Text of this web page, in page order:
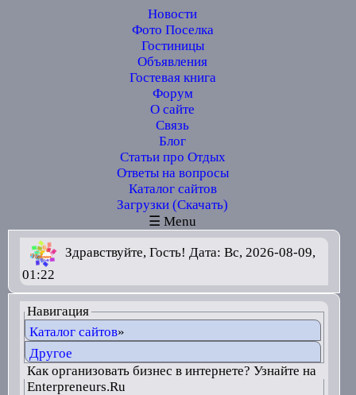
Новости
Фото Поселка
Гостиницы
Объявления
Гостевая книга
Форум
О сайте
Связь
Блог
Статьи про Отдых
Ответы на вопросы
Каталог сайтов
Загрузки (Скачать)
☰ Menu
Здравствуйте, Гость! Дата: Вс, 2026-08-09,
01:22
Навигация
Каталог сайтов»
Другое
Как организовать бизнес в интернете? Узнайте на
Enterpreneurs.Ru